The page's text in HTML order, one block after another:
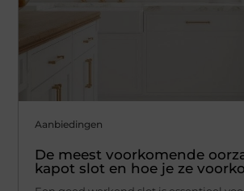
Aanbiedingen
De meest voorkomende
kapot slot en hoe je ze